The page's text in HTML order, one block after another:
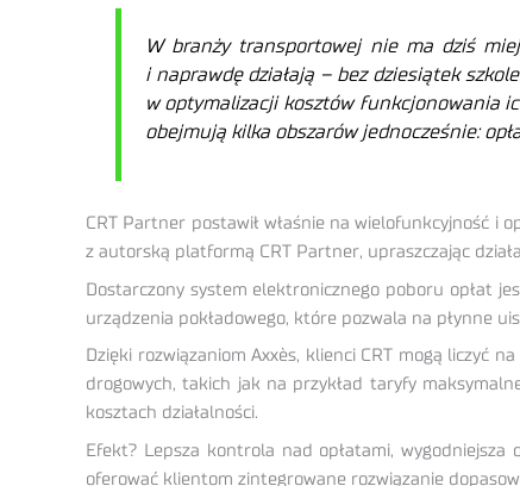
W branży transportowej nie ma dziś
i naprawdę działają – bez dziesiątek
w optymalizacji kosztów funkcjonowania
obejmują kilka obszarów jednocześnie:
CRT Partner postawił właśnie na wielofunkcyjność i
z autorską platformą CRT Partner, upraszczając
Dostarczony system elektronicznego poboru opłat
urządzenia pokładowego, które pozwala na płynne
Dzięki rozwiązaniom Axxès, klienci CRT mogą liczyć
drogowych, takich jak na przykład taryfy
kosztach działalności.
Efekt? Lepsza kontrola nad opłatami,
oferować klientom zintegrowane rozwiązanie